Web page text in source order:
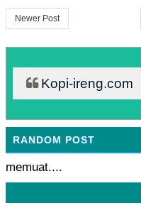
Newer Post
Kopi-ireng.com
RANDOM POST
memuat....